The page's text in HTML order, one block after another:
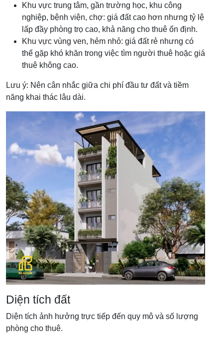
Khu vực trung tâm, gần trường học, khu công
nghiệp, bệnh viện, chợ: giá đất cao hơn nhưng tỷ lệ
lấp đầy phòng trọ cao, khả năng cho thuê ổn định.
Khu vực vùng ven, hẻm nhỏ: giá đất rẻ nhưng có
thể gặp khó khăn trong việc tìm người thuê hoặc giá
thuê không cao.
Lưu ý: Nên cân nhắc giữa chi phí đầu tư đất và tiềm
năng khai thác lâu dài.
Diện tích đất
Diện tích ảnh hưởng trực tiếp đến quy mô và số lượng
phòng cho thuê.